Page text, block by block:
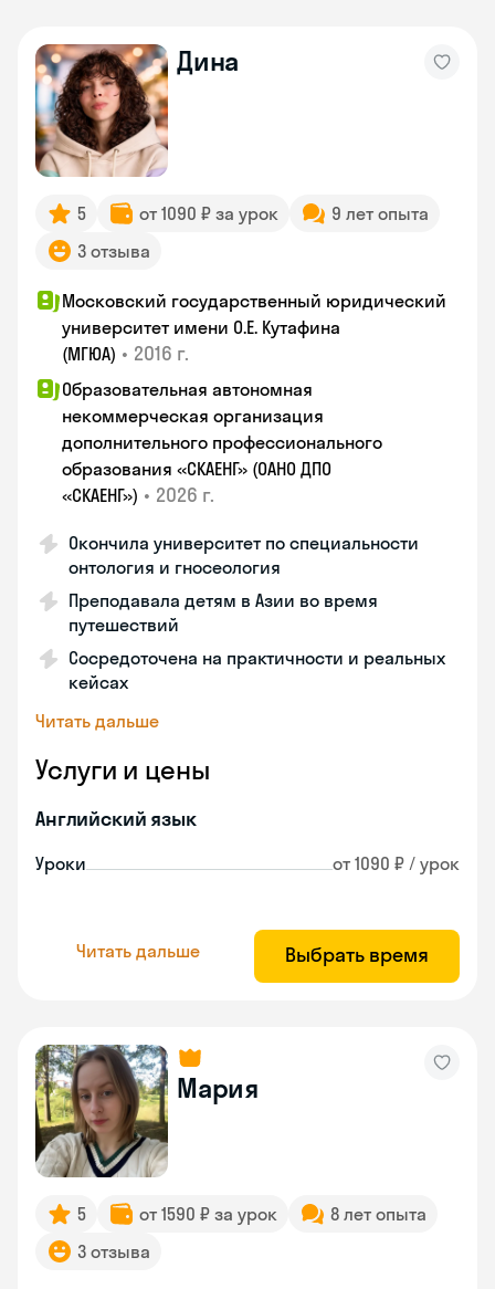
Дина
5 от 1090 ₽ за урок
9 лет опыта
3 отзыва
Московский государственный юридический
университет имени О.Е. Кутафина
(МГЮА) • 2016 г.
Образовательная автономная
некоммерческая организация
дополнительного профессионального
образования «СКАЕНГ» (ОАНО ДПО
«СКАЕНГ») • 2026 г.
Окончила университет по специальности
онтология и гносеология
Преподавала детям в Азии во время
путешествий
Сосредоточена на практичности и реальных
кейсах
Читать дальше
Услуги и цены
Английский язык
Уроки от 1090 ₽ / урок
Читать дальше Выбрать время
Мария
5 от 1590 ₽ за урок
8 лет опыта
3 отзыва